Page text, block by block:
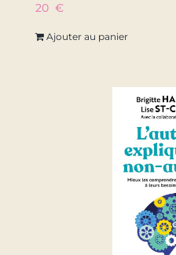
20 €
Ajouter au panier